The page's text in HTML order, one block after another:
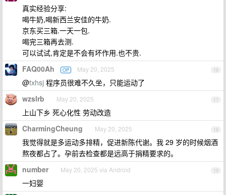
真实经验分享:
喝牛奶,喝新西兰安佳的牛奶.
京东买三箱.一天一包.
喝完三箱再去测.
可以试试,肯定是不会有坏作用.也不贵.
16
FAQ00Ah OP May 20, 2025
@txhsj 程序员很难不久坐，只能运动了
17
wzslrb May 20, 2025
上山下乡 死心化性 劳动改造
18
CharmingCheung May 20, 2025
我觉得就是多运动多排精，促进新陈代谢。我 29 岁的时候烟酒
熬夜都占了。孕前去检查都是远高于捐精要求的。
19
number May 20, 2025 via Android
一妇婴